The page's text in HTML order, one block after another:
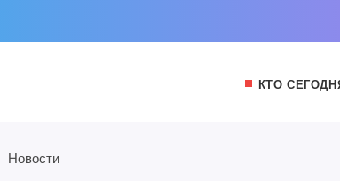
КТО
Новости